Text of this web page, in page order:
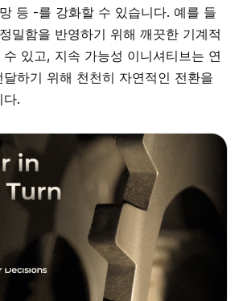
등 -를 강화할 수 있습니다. 예를 들
밀함을 반영하기 위해 깨끗한 기계적
있고, 지속 가능성 이니셔티브는 연
하기 위해 천천히 자연적인 전환을
다.